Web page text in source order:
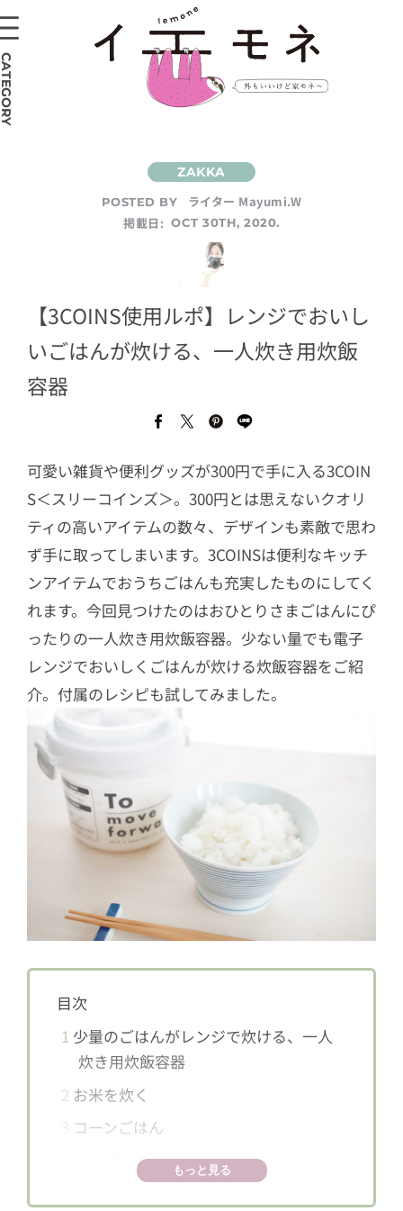
POSTED BY
ライター Mayumi.W
掲載日: OCT 30TH, 2020.
【3COINS使用ルポ】レンジでおいし
いごはんが炊ける、一人炊き用炊飯
容器
可愛い雑貨や便利グッズが300円で手に入る3COIN
S＜スリーコインズ＞。300円とは思えないクオリ
ティの高いアイテムの数々、デザインも素敵で思わ
ず手に取ってしまいます。3COINSは便利なキッチ
ンアイテムでおうちごはんも充実したものにしてく
れます。今回見つけたのはおひとりさまごはんにぴ
ったりの一人炊き用炊飯容器。少ない量でも電子
レンジでおいしくごはんが炊ける炊飯容器をご紹
介。付属のレシピも試してみました。
目次
1 少量のごはんがレンジで炊ける、一人
炊き用炊飯容器
2 お米を炊く
コーンごはん
りんごのコンポート
もっと見る